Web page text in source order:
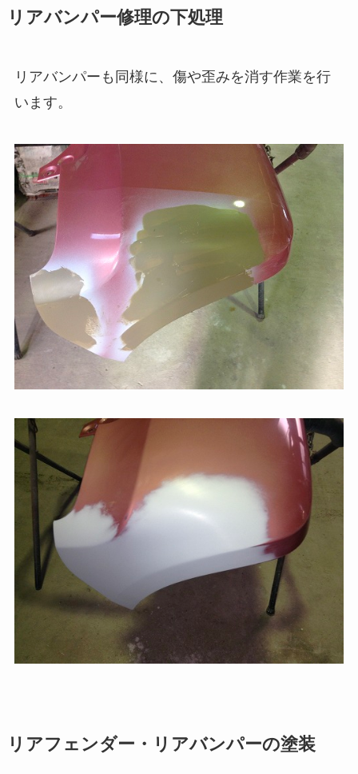
リアバンパー修理の下処理
リアバンパーも同様に、傷や歪みを消す作業を行
います。
リアフェンダー・リアバンパーの塗装